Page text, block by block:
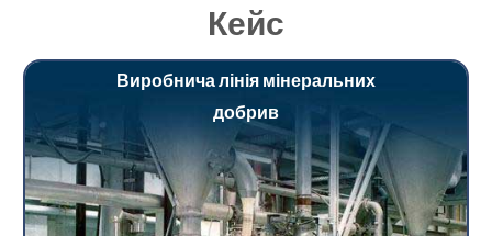
Кейс
Виробнича лінія мінеральних
добрив